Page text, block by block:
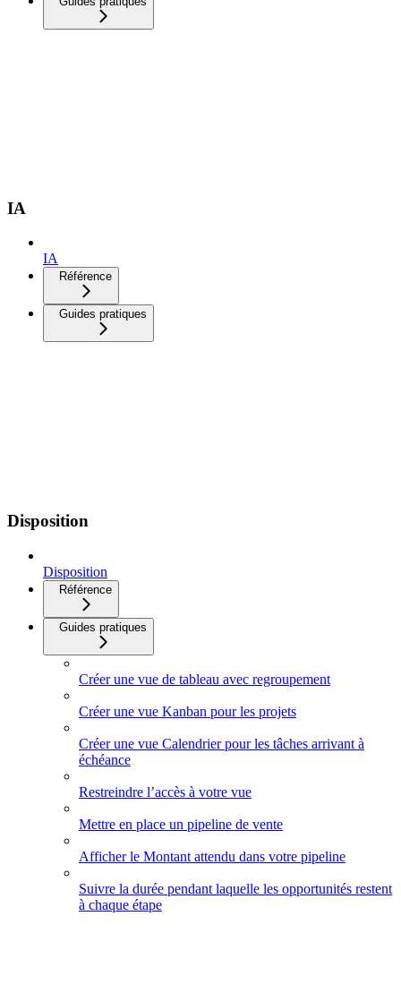
IA
IA
Référence
Guides pratiques
Disposition
Disposition
Référence
Guides pratiques
Créer une vue de tableau avec regroupement
Créer une vue Kanban pour les projets
Créer une vue Calendrier pour les tâches arrivant à
échéance
Restreindre l’accès à votre vue
Mettre en place un pipeline de vente
Afficher le Montant attendu dans votre pipeline
Suivre la durée pendant laquelle les opportunités restent
à chaque étape